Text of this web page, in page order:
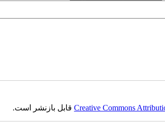
Creative Commonsقابل بازنشر است.